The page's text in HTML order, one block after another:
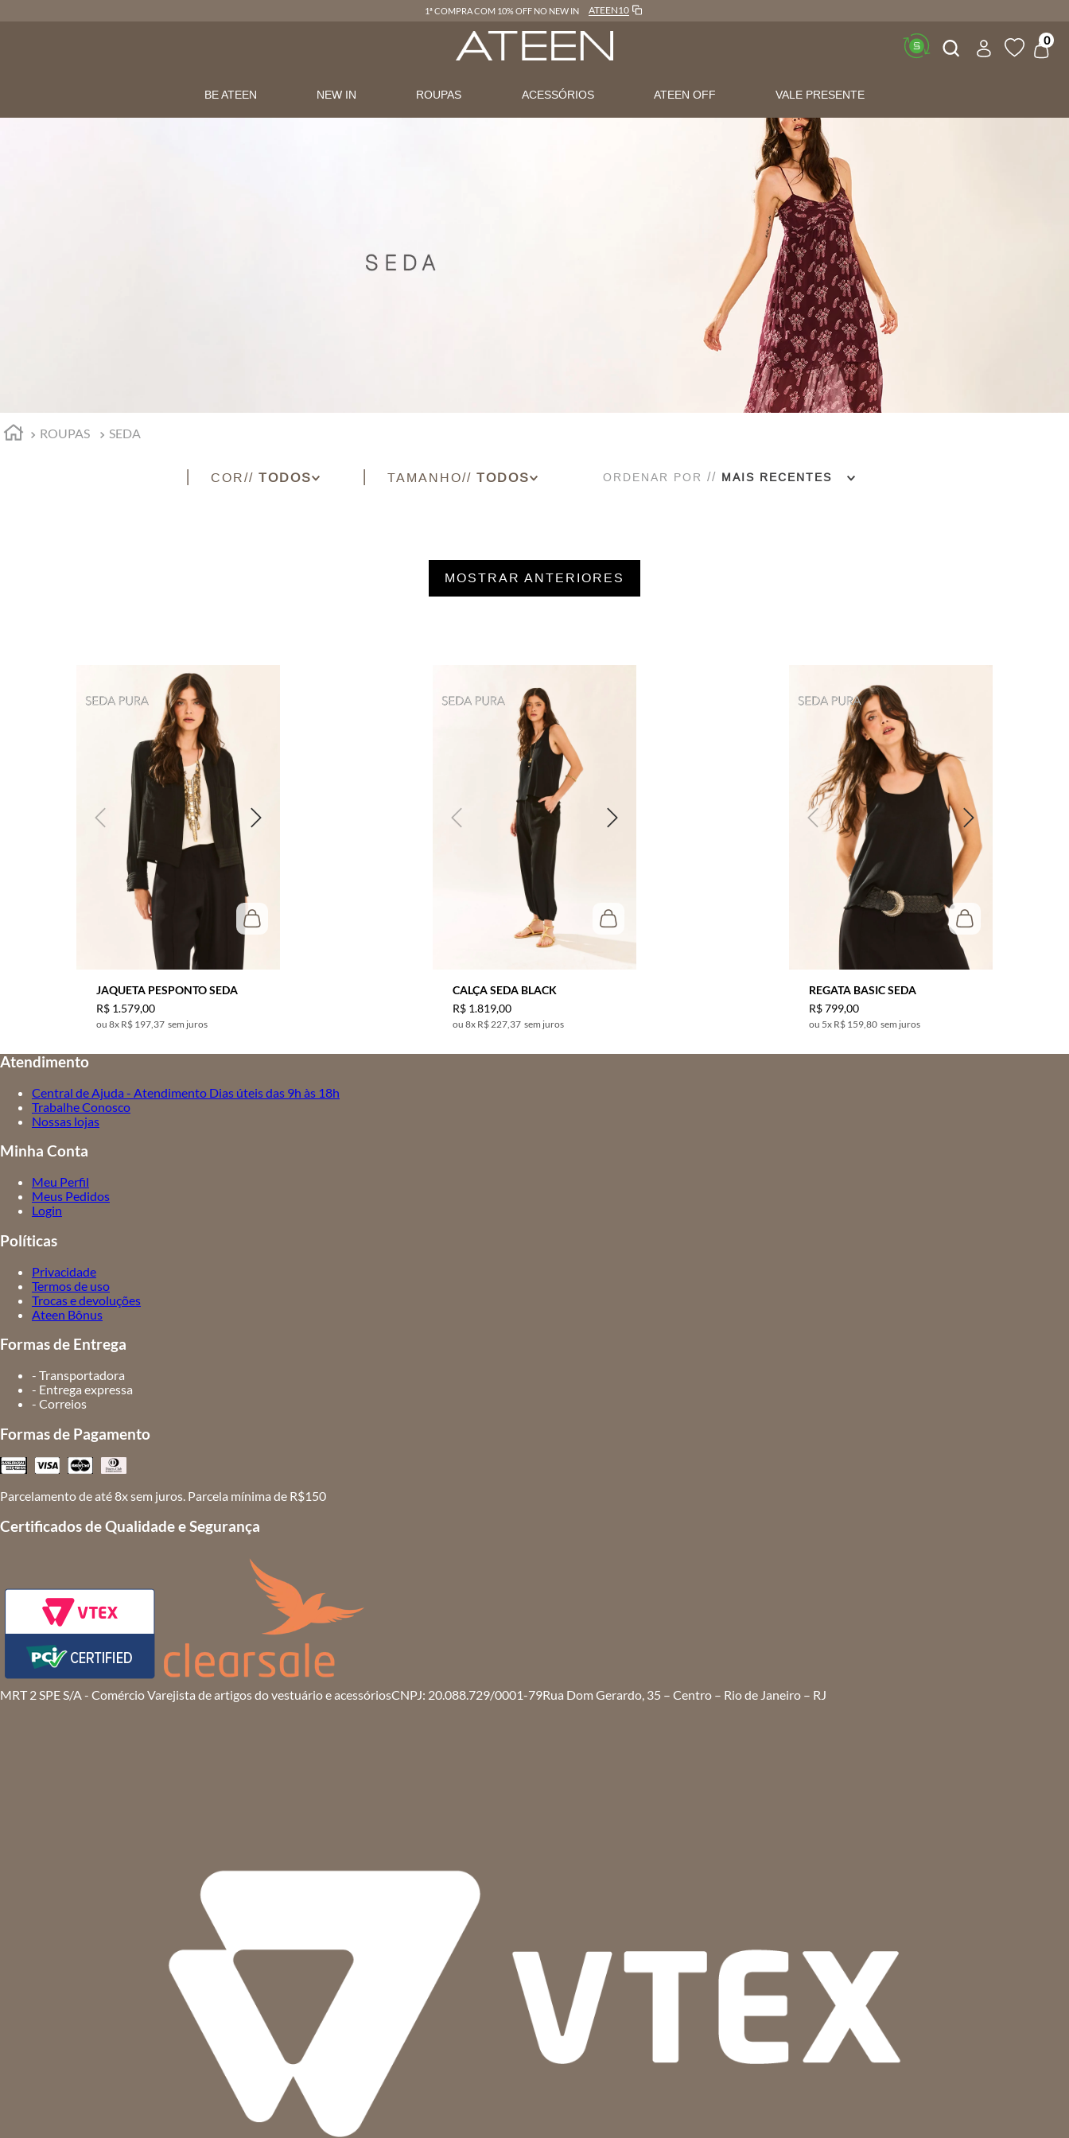
1ª COMPRA COM 10% OFF NO NEW IN ATEEN10
Buscar 0
BE ATEEN NEW IN ROUPAS ACESSÓRIOS ATEEN OFF VALE PRESENTE
ROUPAS SEDA
COR TAMANHO ORDENAR POR MAIS RECENTES
MOSTRAR ANTERIORES
JAQUETA PESPONTO SEDA
R$ 1.579,00
8x R$ 197,37 sem juros
CALÇA SEDA BLACK
R$ 1.819,00
8x R$ 227,37 sem juros
REGATA BASIC SEDA
R$799,00
5x R$ 159,80 sem juros
Atendimento
Central de Ajuda - Atendimento Dias úteis das 9h às 18h
Trabalhe Conosco
Nossas lojas
Minha Conta
Meu Perfil
Meus Pedidos
Login
Políticas
Privacidade
Termos de uso
Trocas e devoluções
Ateen Bônus
Formas de Entrega
- Transportadora
- Entrega expressa
- Correios
Formas de Pagamento
Parcelamento de até 8x sem juros. Parcela mínima de R$150
Certificados de Qualidade e Segurança
MRT 2 SPE S/A - Comércio Varejista de artigos do vestuário e acessóriosCNPJ: 20.088.729/0001-79Rua Dom Gerardo, 35 – Centro – Rio de Janeiro – RJ